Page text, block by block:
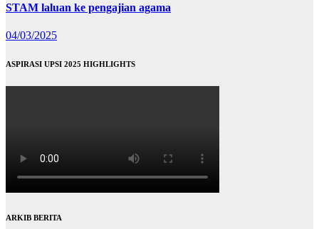
STAM laluan ke pengajian agama
04/03/2025
ASPIRASI UPSI 2025 HIGHLIGHTS
ARKIB BERITA